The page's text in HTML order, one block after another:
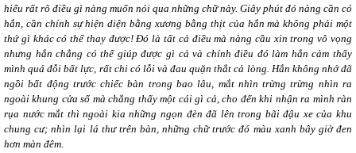
hiểu rất rõ điều gì nàng muốn nói qua những chữ này. Giây phút đó nàng cần có
hắn, cần chính sự hiện diện bằng xương bằng thịt của hắn mà không phải một
thứ gì khác có thể thay được! Đó là tất cả điều mà nàng cầu xin trong vô vọng
nhưng hắn chẳng có thể giúp được gì cả và chính điều đó làm hắn cảm thấy
mình quá đỗi bất lực, rất chi có lỗi và đau quặn thắt cả lòng. Hắn không nhớ đã
ngồi bất động trước chiếc bàn trong bao lâu, mắt nhìn trừng trừng nhìn ra
ngoài khung cửa sổ mà chẳng thấy một cái gì cả, cho đến khi nhận ra mình ràn
rụa nước mắt thì ngoài kia những ngọn đèn đã lên trong bãi đậu xe của khu
chung cư; nhìn lại lá thư trên bàn, những chữ trước đó màu xanh bây giờ đen
hơn màn đêm.